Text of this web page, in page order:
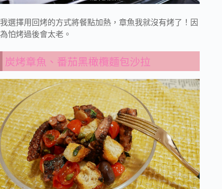
我選擇用回烤的方式將餐點加熱，章魚我就沒有烤了！因
為怕烤過後會太老。
炭烤章魚、番茄黑橄欖麵包沙拉